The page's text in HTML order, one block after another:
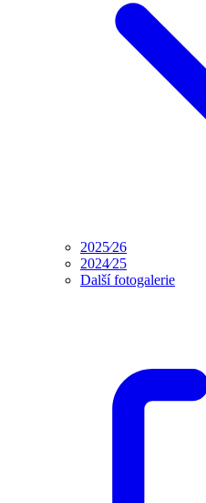
2025⁄26
2024⁄25
Další fotogalerie